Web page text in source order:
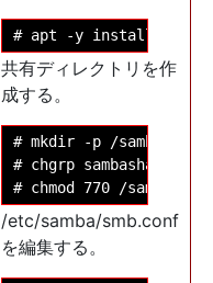
共有ディレクトリを作
成する。
# mkdir -p /samba/
# chgrp sambashare /
/etc/samba/smb.conf
を編集する。